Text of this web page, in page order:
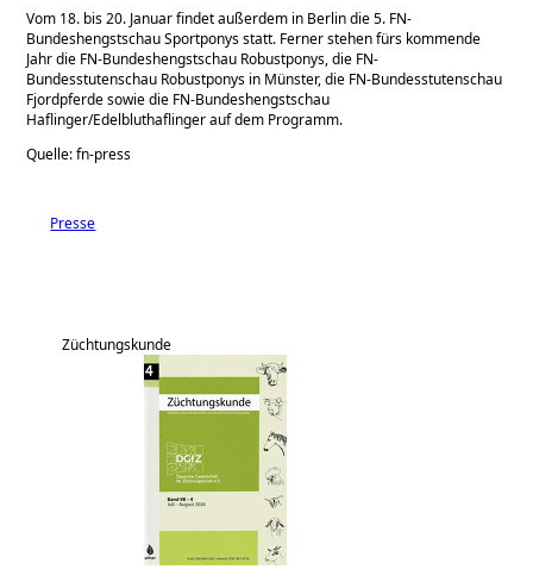
Vom 18. bis 20. Januar findet außerdem in Berlin die 5. FN-
Bundeshengstschau Sportponys statt. Ferner stehen fürs kommende
Jahr die FN-Bundeshengstschau Robustponys, die FN-
Bundesstutenschau Robustponys in Münster, die FN-Bundesstutenschau
Fjordpferde sowie die FN-Bundeshengstschau
Haflinger/Edelbluthaflinger auf dem Programm.
Quelle: fn-press
Presse
Züchtungskunde